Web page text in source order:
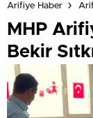
Arifiye Haber
MHP
Bekir